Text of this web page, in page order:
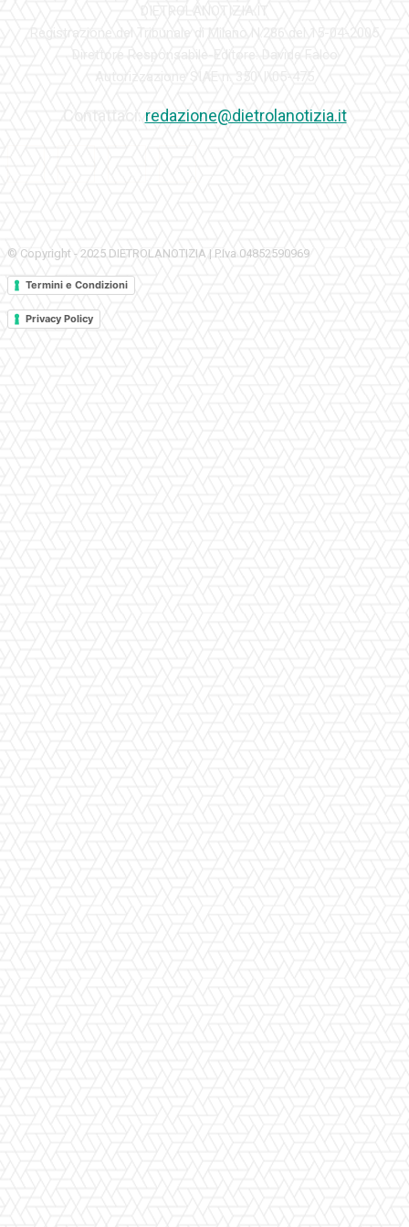
redazione@dietrolanotizia.it
© Copyright - 2025 DIETROLANOTIZIA | P.Iva 04852590969
Termini e Condizioni
Privacy Policy